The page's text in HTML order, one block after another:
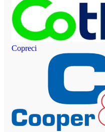
Copreci